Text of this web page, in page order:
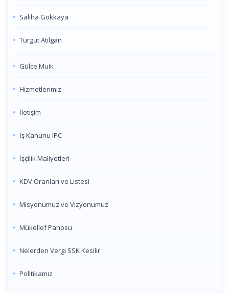
Saliha Gökkaya
Turgut Atılgan
Gülce Muik
Hizmetlerimiz
İletişim
İş Kanunu IPC
İşçilik Maliyetleri
KDV Oranları ve Listesi
Misyonumuz ve Vizyonumuz
Mükellef Panosu
Nelerden Vergi SSK Kesilir
Politikamız